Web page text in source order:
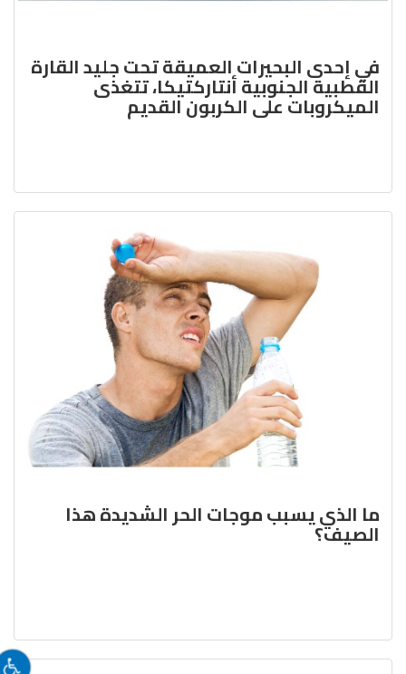
في إحدى البحيرات العميقة تحت جليد القارة
القطبية الجنوبية أنتاركتيكا، تتغذى
الميكروبات على الكربون القديم
ما الذي يسبب موجات الحر الشديدة هذا
الصيف؟